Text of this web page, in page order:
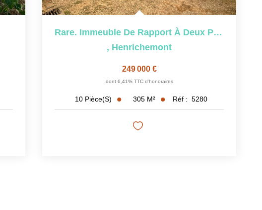
Rare. Immeuble De Rapport À Deux Pas Du Centre-Ville. 10...
, Henrichemont
249 000 €
dont 6,41% TTC d'honoraires
10 Pièce(s) 305 M² Réf : 5280